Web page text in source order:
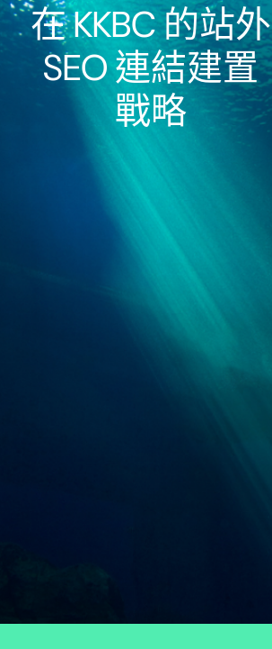
在 KKBC 的站外
SEO 連結建置
戰略